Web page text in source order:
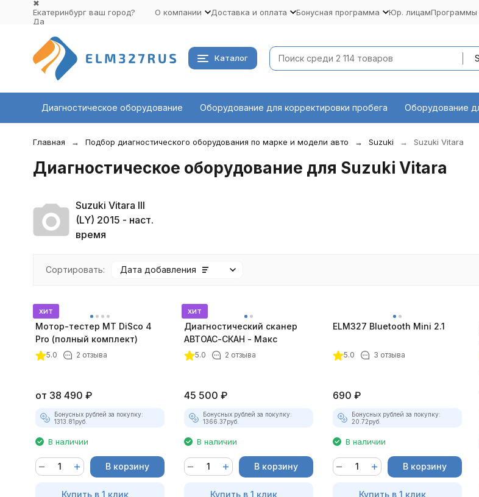
✖
Екатеринбург ваш город?
Да
О компании Доставка и оплата Бонусная программа Юр. лицамПрограммы
Каталог
Диагностическое оборудование Оборудование для корректировки пробега Оборудование
Главная Подбор диагностического оборудования по марке и модели авто Suzuki Suzuki Vitara
Диагностическое оборудование для Suzuki Vitara
Suzuki Vitara III
(LY) 2015 - наст.
время
Сортировать: Дата добавления
покупателей
хит
Мотор-тестер MT DiSco 4
Pro (полный комплект)
5.0 2 отзыва
от 38 490 ₽
Бонусных рублей за покупку:
1313.81руб.
В наличии
В корзину
Купить в 1 клик
хит
Диагностический сканер
АВТОАС-СКАН - Макс
5.0 2 отзыва
45 500 ₽
Бонусных рублей за покупку:
1366.37руб.
В наличии
В корзину
Купить в 1 клик
ELM327 Bluetooth Mini 2.1
5.0 3 отзыва
690 ₽
Бонусных рублей за покупку:
20.72руб.
В наличии
В корзину
Купить в 1 клик